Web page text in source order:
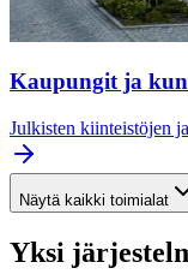
Kaupungit ja
Julkisten kiinteistöjen
Näytä kaikki toimialat
Yksi